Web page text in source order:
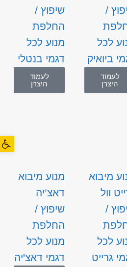
/
לכל
ביואיק
לעמוד
היצרן
שיפוץ /
החלפת
מנוע לכל
דגמי בנטלי
לעמוד
היצרן
מיבוא
וול
/
לכל
גרייט
מנוע מיבוא
דאצ’יה
שיפוץ /
החלפת
מנוע לכל
דגמי דאצ'יה
פתח